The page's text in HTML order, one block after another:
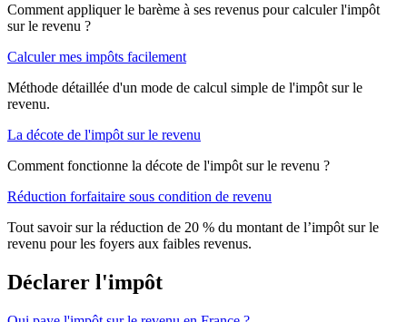
Comment appliquer le barème à ses revenus pour calculer l'impôt
sur le revenu ?
Calculer mes impôts facilement
Méthode détaillée d'un mode de calcul simple de l'impôt sur le
revenu.
La décote de l'impôt sur le revenu
Comment fonctionne la décote de l'impôt sur le revenu ?
Réduction forfaitaire sous condition de revenu
Tout savoir sur la réduction de 20 % du montant de l’impôt sur le
revenu pour les foyers aux faibles revenus.
Déclarer l'impôt